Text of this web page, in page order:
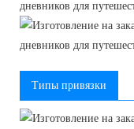
Типы привязки